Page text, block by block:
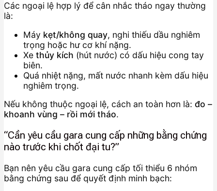
Các ngoại lệ hợp lý để cân nhắc tháo ngay thường
là:
Máy kẹt/không quay, nghi thiếu dầu nghiêm
trọng hoặc hư cơ khí nặng.
Xe thủy kích (hút nước) có dấu hiệu cong tay
biên.
Quá nhiệt nặng, mất nước nhanh kèm dấu hiệu
nghiêm trọng.
Nếu không thuộc ngoại lệ, cách an toàn hơn là: đo –
khoanh vùng – rồi mới tháo.
“Cần yêu cầu gara cung cấp những bằng chứng
nào trước khi chốt đại tu?”
Bạn nên yêu cầu gara cung cấp tối thiểu 6 nhóm
bằng chứng sau để quyết định minh bạch: